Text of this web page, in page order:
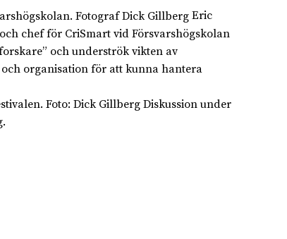
Eric
chef för CriSmart vid Försvarshögskolan
och underströk vikten av
organisation för att kunna hantera
Diskussion under